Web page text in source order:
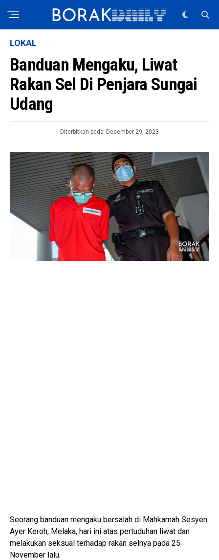
LOKAL
Banduan Mengaku, Liwat
Rakan Sel Di Penjara Sungai
Udang
Diterbitkan pada December 29, 2023
Seorang banduan mengaku bersalah di Mahkamah Sesyen
Ayer Keroh, Melaka, hari ini atas pertuduhan liwat dan
melakukan seksual terhadap rakan selnya pada 25
November lalu.